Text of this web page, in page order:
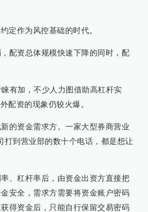
定作为风控基础的时代。
配资总体规模快速下降的同时，配
有加，不少人力图借助高杠杆实
配资的现象仍较火爆。
的资金需求方。一家大型券商营业
打到营业部的数十个电话，都是想让
、杠杆率后，由资金出资方直接把
安全，需求方需要将资金账户密码
得资金后，只能自行保留交易密码